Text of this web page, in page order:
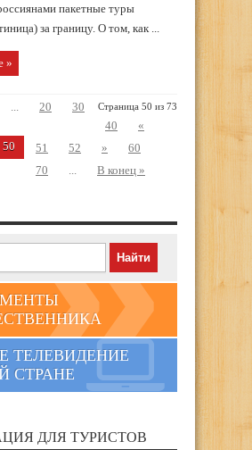
пакетные туры
за границу. О том, как ...
»
Страница 50 из 73
... 20
30
40
«
50 51 52 »
60
70
... В конец »
ТЕЛЕВИДЕНИЕ
СТРАНЕ
ДЛЯ ТУРИСТОВ